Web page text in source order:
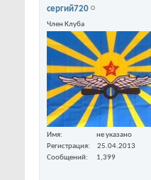
сергий720
Член Клуба
Имя
не указано
Регистрация
25.04.2013
Сообщений
1,399